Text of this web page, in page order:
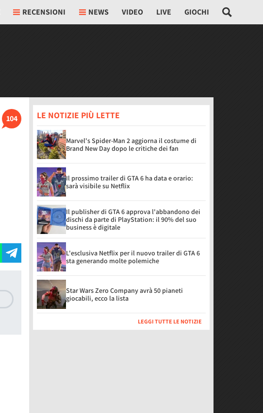
RECENSIONI NEWS VIDEO LIVE GIOCHI
104 LE NOTIZIE PIÙ LETTE
Marvel's Spider-Man 2 aggiorna il costume di
Brand New Day dopo le critiche dei fan
Il prossimo trailer di GTA 6 ha data e orario:
sarà visibile su Netflix
Il publisher di GTA 6 approva l'abbandono dei
dischi da parte di PlayStation: il 90% del suo
business è digitale
L'esclusiva Netflix per il nuovo trailer di GTA 6
sta generando molte polemiche
Star Wars Zero Company avrà 50 pianeti
giocabili, ecco la lista
LEGGI TUTTE LE NOTIZIE